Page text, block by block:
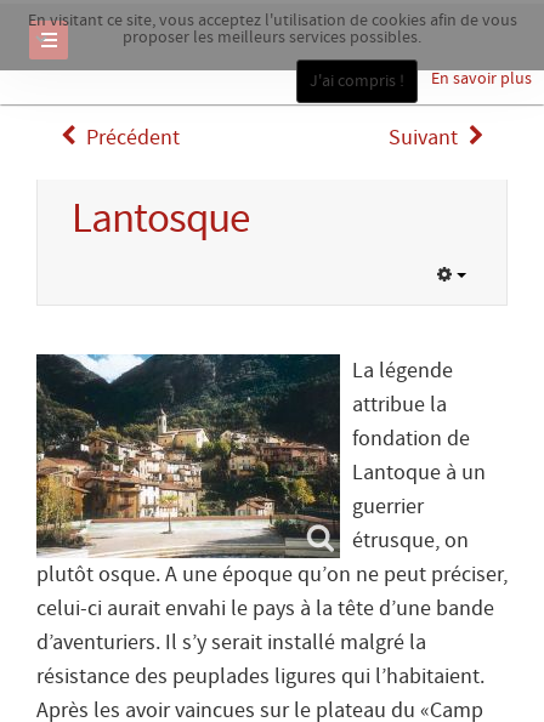
En visitant ce site, vous acceptez l'utilisation de cookies afin de vous
proposer les meilleurs services possibles.
En savoir plus
J'ai compris !
Précédent Suivant
Lantosque
La légende
attribue la
fondation de
Lantoque à un
guerrier
étrusque, on
plutôt osque. A une époque qu’on ne peut préciser,
celui-ci aurait envahi le pays à la tête d’une bande
d’aventuriers. Il s’y serait installé malgré la
résistance des peuplades ligures qui l’habitaient.
Après les avoir vaincues sur le plateau du «Camp